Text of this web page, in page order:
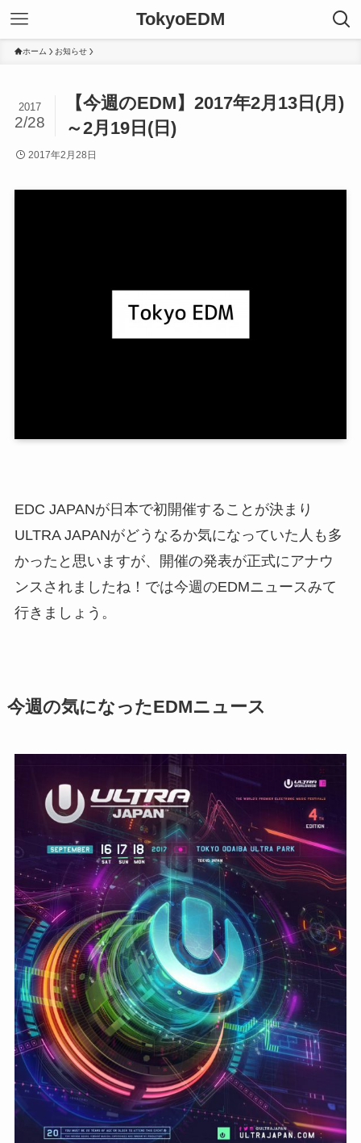
TokyoEDM
ホーム お知らせ
【今週のEDM】2017年2月13日(月)
～2月19日(日)
2017
2/28
2017年2月28日
EDC JAPANが日本で初開催することが決まり
ULTRA JAPANがどうなるか気になっていた人も多
かったと思いますが、開催の発表が正式にアナウ
ンスされましたね！では今週のEDMニュースみて
行きましょう。
今週の気になったEDMニュース